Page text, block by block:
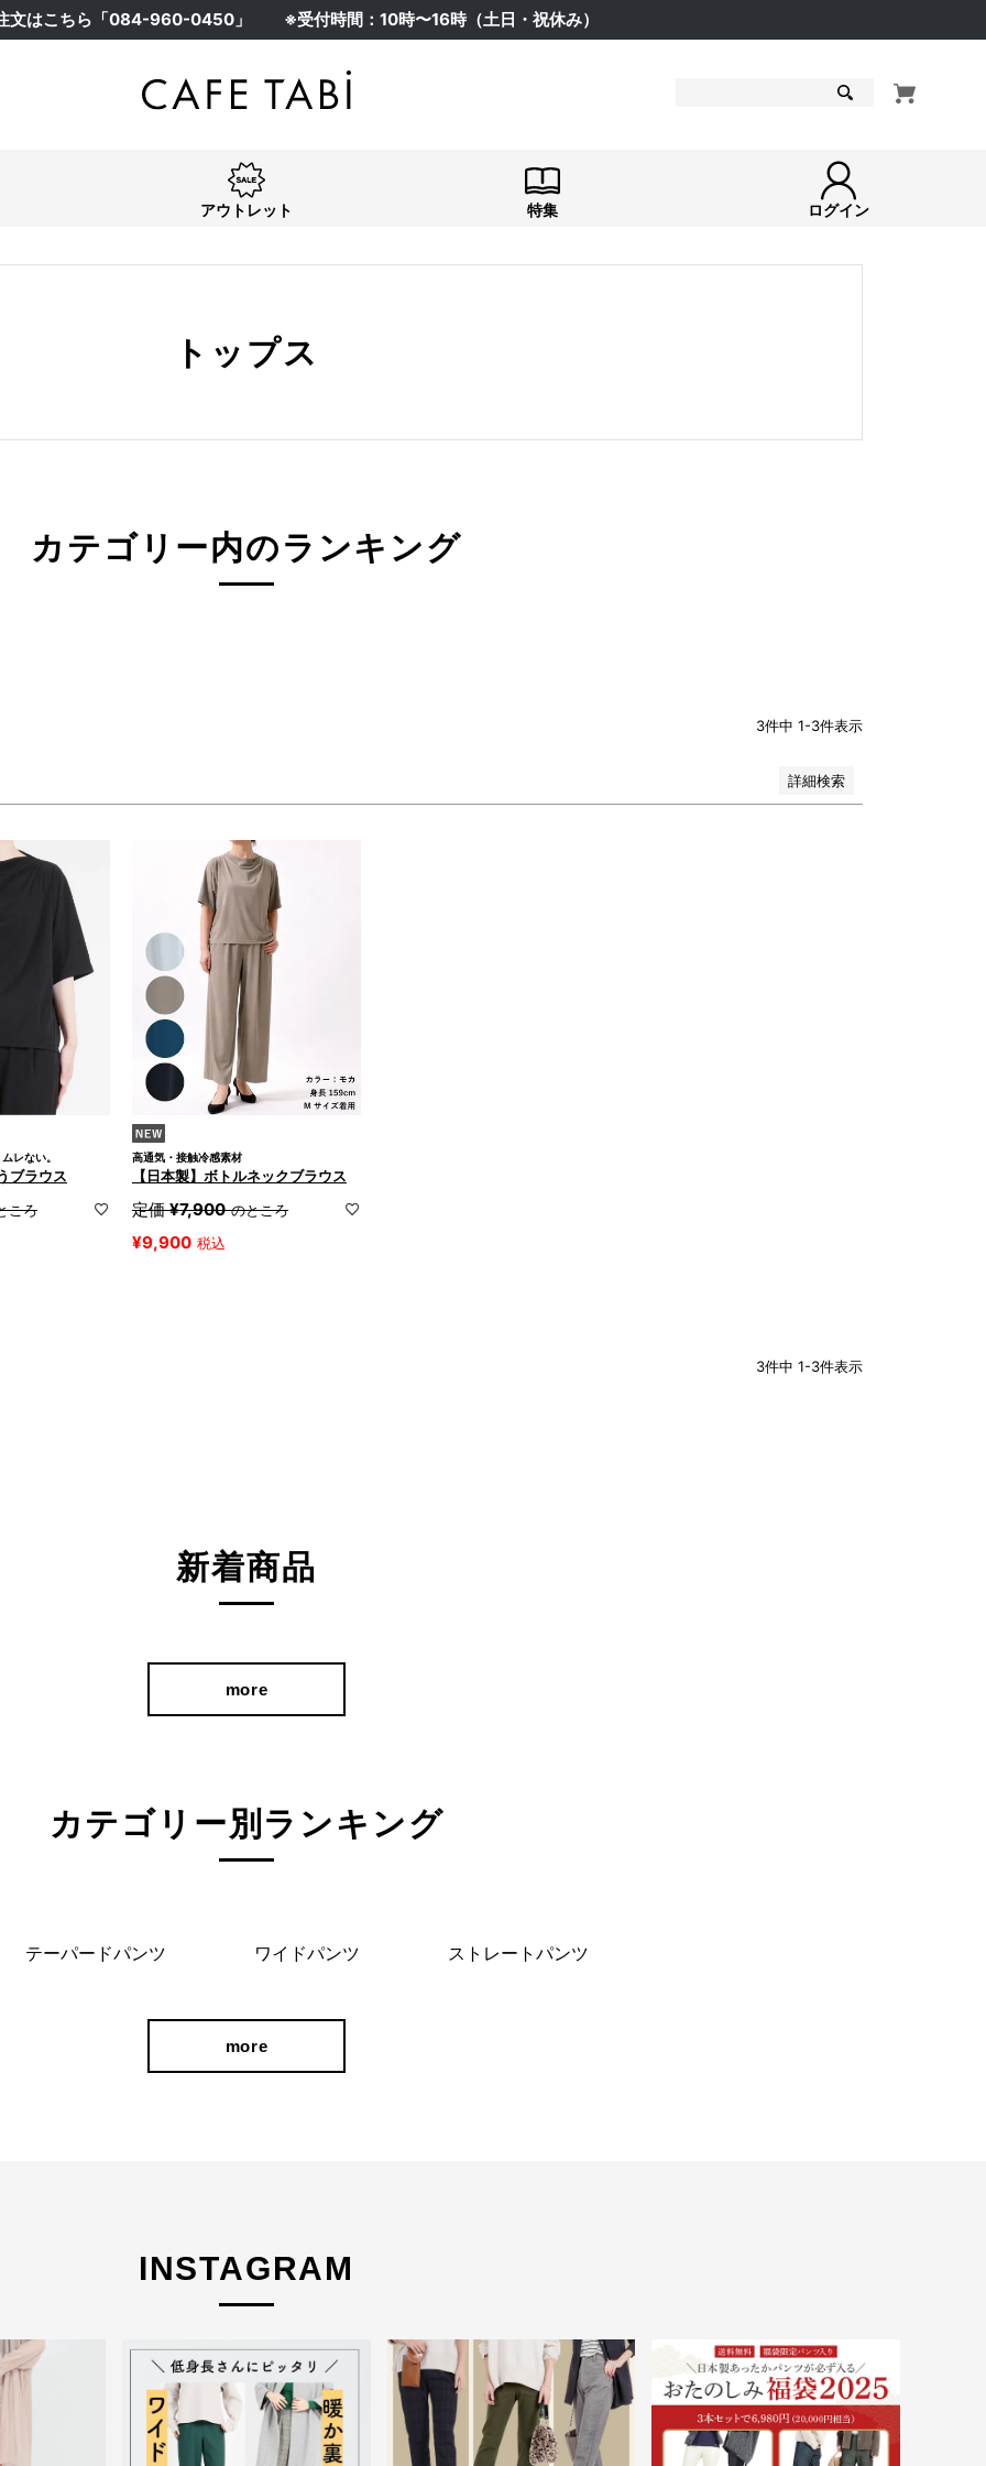
文はこちら「084-960-0450 」 ※受付時間：10時〜16時（土日・祝休み）
アウトレット 特集 ログイン
トップス
カテゴリー内のランキング
3件中 1-3件表示
詳細検索
在庫なし商品
レない。
ブラウス
ころ
高通気・接触冷感素材
【日本製】ボトルネックブラウス
定価 ¥7,900 のところ
¥9,900 税込
3件中 1-3件表示
新着商品
more
カテゴリー別ランキング
テーパードパンツ ワイドパンツ ストレートパンツ
more
INSTAGRAM